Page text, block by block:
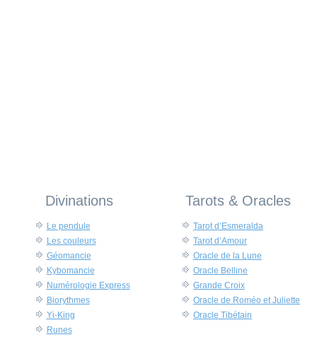
Divinations
Le pendule
Les couleurs
Géomancie
Kybomancie
Numérologie Express
Biorythmes
Yi-King
Runes
Tarots & Oracles
Tarot d’Esmeralda
Tarot d’Amour
Oracle de la Lune
Oracle Belline
Grande Croix
Oracle de Roméo et Juliette
Oracle Tibétain